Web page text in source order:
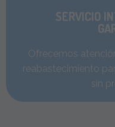
SERVICIO
Ofrecemos
reabastecimiento
sin